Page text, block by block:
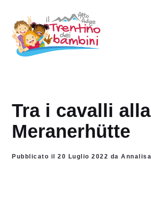
contenuto
Tra i cavalli alla
Meranerhütte
Pubblicato il 20 Luglio 2022 da